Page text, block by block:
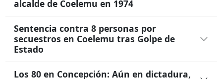
alcalde de Coelemu en 1974
Sentencia contra 8 personas por
secuestros en Coelemu tras Golpe de
Estado
Los 80 en Concepción: Aún en dictadura,